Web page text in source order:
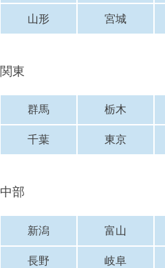
山形 宮城
関東
群馬 栃木
千葉 東京
中部
新潟 富山
長野 岐阜